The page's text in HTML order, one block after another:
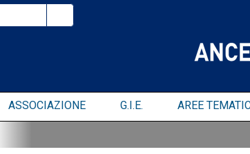
ASSOCIAZIONE G.I.E. AREE